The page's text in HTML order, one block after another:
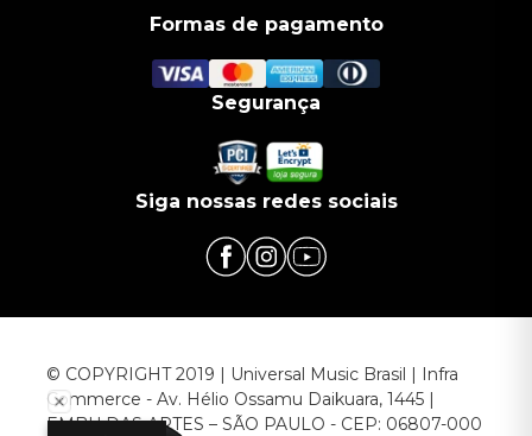
Formas de pagamento
Segurança
Siga nossas redes sociais
© COPYRIGHT 2019 | Universal Music Brasil | Infra
Commerce - Av. Hélio Ossamu Daikuara, 1445 |
EMBU DAS ARTES – SÃO PAULO - CEP: 06807-000